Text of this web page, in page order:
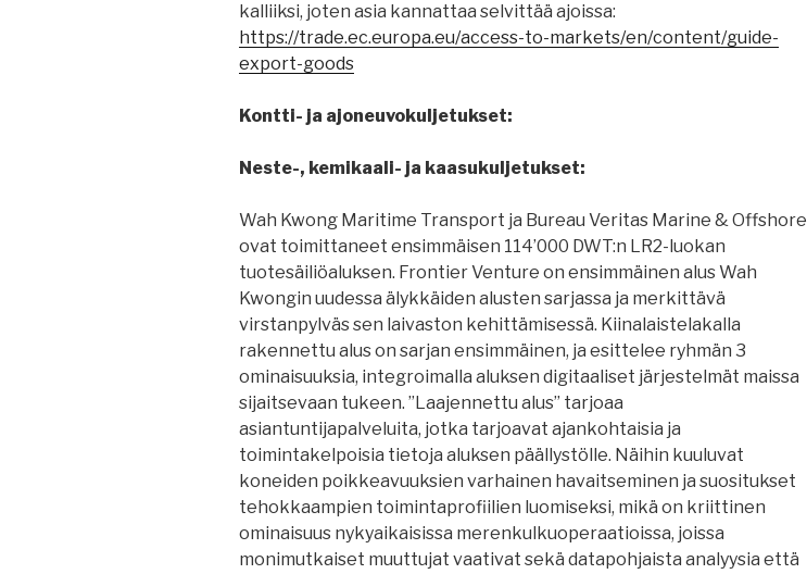
kalliiksi, joten asia kannattaa selvittää ajoissa:
https://trade.ec.europa.eu/access-to-markets/en/content/guide-
export-goods
Kontti- ja ajoneuvokuljetukset:
Neste-, kemikaali- ja kaasukuljetukset:
Wah Kwong Maritime Transport ja Bureau Veritas Marine & Offshore
ovat toimittaneet ensimmäisen 114’000 DWT:n LR2-luokan
tuotesäiliöaluksen. Frontier Venture on ensimmäinen alus Wah
Kwongin uudessa älykkäiden alusten sarjassa ja merkittävä
virstanpylväs sen laivaston kehittämisessä. Kiinalaistelakalla
rakennettu alus on sarjan ensimmäinen, ja esittelee ryhmän 3
ominaisuuksia, integroimalla aluksen digitaaliset järjestelmät maissa
sijaitsevaan tukeen. ”Laajennettu alus” tarjoaa
asiantuntijapalveluita, jotka tarjoavat ajankohtaisia ​​ja
toimintakelpoisia tietoja aluksen päällystölle. Näihin kuuluvat
koneiden poikkeavuuksien varhainen havaitseminen ja suositukset
tehokkaampien toimintaprofiilien luomiseksi, mikä on kriittinen
ominaisuus nykyaikaisissa merenkulkuoperaatioissa, joissa
monimutkaiset muuttujat vaativat sekä datapohjaista analyysia että